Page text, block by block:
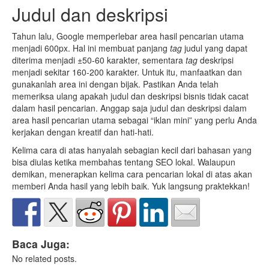
Judul dan deskripsi
Tahun lalu, Google memperlebar area hasil pencarian utama
menjadi 600px. Hal ini membuat panjang tag judul yang dapat
diterima menjadi ±50-60 karakter, sementara tag deskripsi
menjadi sekitar 160-200 karakter. Untuk itu, manfaatkan dan
gunakanlah area ini dengan bijak. Pastikan Anda telah
memeriksa ulang apakah judul dan deskripsi bisnis tidak cacat
dalam hasil pencarian. Anggap saja judul dan deskripsi dalam
area hasil pencarian utama sebagai “iklan mini” yang perlu Anda
kerjakan dengan kreatif dan hati-hati.
Kelima cara di atas hanyalah sebagian kecil dari bahasan yang
bisa diulas ketika membahas tentang SEO lokal. Walaupun
demikan, menerapkan kelima cara pencarian lokal di atas akan
memberi Anda hasil yang lebih baik. Yuk langsung praktekkan!
Baca Juga:
No related posts.